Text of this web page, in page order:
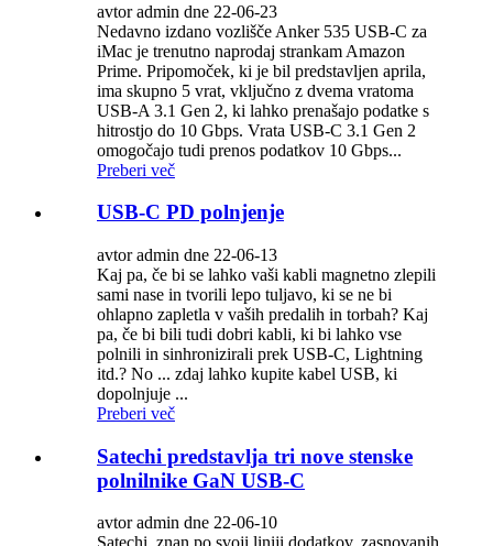
avtor admin dne 22-06-23
Nedavno izdano vozlišče Anker 535 USB-C za
iMac je trenutno naprodaj strankam Amazon
Prime. Pripomoček, ki je bil predstavljen aprila,
ima skupno 5 vrat, vključno z dvema vratoma
USB-A 3.1 Gen 2, ki lahko prenašajo podatke s
hitrostjo do 10 Gbps. Vrata USB-C 3.1 Gen 2
omogočajo tudi prenos podatkov 10 Gbps...
Preberi več
USB-C PD polnjenje
avtor admin dne 22-06-13
Kaj pa, če bi se lahko vaši kabli magnetno zlepili
sami nase in tvorili lepo tuljavo, ki se ne bi
ohlapno zapletla v vaših predalih in torbah? Kaj
pa, če bi bili tudi dobri kabli, ki bi lahko vse
polnili in sinhronizirali prek USB-C, Lightning
itd.? No ... zdaj lahko kupite kabel USB, ki
dopolnjuje ...
Preberi več
Satechi predstavlja tri nove stenske
polnilnike GaN USB-C
avtor admin dne 22-06-10